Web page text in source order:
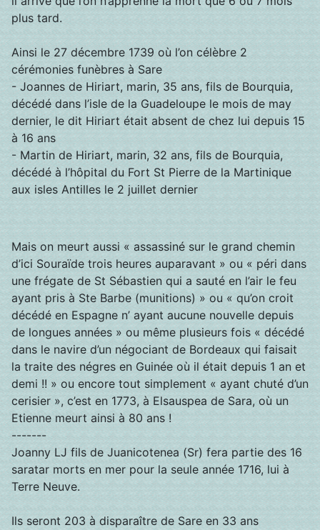
plus tard.
Ainsi le 27 décembre 1739 où l’on célèbre 2
cérémonies funèbres à Sare
- Joannes de Hiriart, marin, 35 ans, fils de Bourquia,
décédé dans l’isle de la Guadeloupe le mois de may
dernier, le dit Hiriart était absent de chez lui depuis 15
à 16 ans
- Martin de Hiriart, marin, 32 ans, fils de Bourquia,
décédé à l’hôpital du Fort St Pierre de la Martinique
aux isles Antilles le 2 juillet dernier
Mais on meurt aussi « assassiné sur le grand chemin
d’ici Souraïde trois heures auparavant » ou « péri dans
une frégate de St Sébastien qui a sauté en l’air le feu
ayant pris à Ste Barbe (munitions) » ou « qu’on croit
décédé en Espagne n’ ayant aucune nouvelle depuis
de longues années » ou même plusieurs fois « décédé
dans le navire d’un négociant de Bordeaux qui faisait
la traite des négres en Guinée où il était depuis 1 an et
demi !! » ou encore tout simplement « ayant chuté d’un
cerisier », c’est en 1773, à Elsauspea de Sara, où un
Etienne meurt ainsi à 80 ans !
-------
Joanny LJ fils de Juanicotenea (Sr) fera partie des 16
saratar morts en mer pour la seule année 1716, lui à
Terre Neuve.
Ils seront 203 à disparaître de Sare en 33 ans